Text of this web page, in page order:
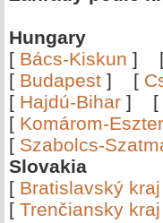
Hungary
[ Bács-Kiskun ]
[ Budapest ] [
[ Hajdú-Bihar ] [
[ Komárom-
[ Szabolcs-
Slovakia
[ Bratislavský kraj
[ Trenčiansky kraj